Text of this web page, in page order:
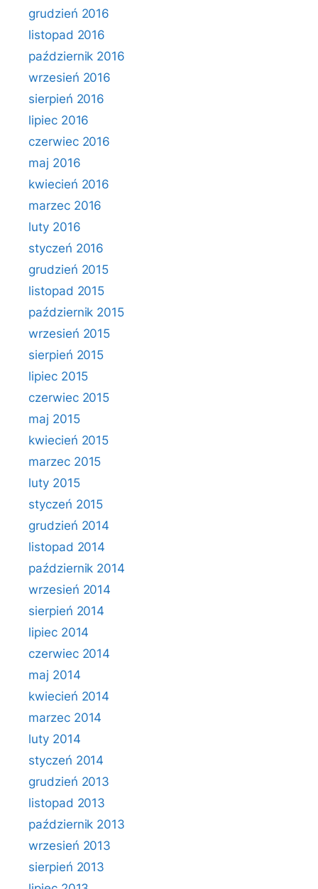
grudzień 2016
listopad 2016
październik 2016
wrzesień 2016
sierpień 2016
lipiec 2016
czerwiec 2016
maj 2016
kwiecień 2016
marzec 2016
luty 2016
styczeń 2016
grudzień 2015
listopad 2015
październik 2015
wrzesień 2015
sierpień 2015
lipiec 2015
czerwiec 2015
maj 2015
kwiecień 2015
marzec 2015
luty 2015
styczeń 2015
grudzień 2014
listopad 2014
październik 2014
wrzesień 2014
sierpień 2014
lipiec 2014
czerwiec 2014
maj 2014
kwiecień 2014
marzec 2014
luty 2014
styczeń 2014
grudzień 2013
listopad 2013
październik 2013
wrzesień 2013
sierpień 2013